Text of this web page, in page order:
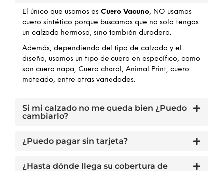
El único que usamos es Cuero Vacuno, NO usamos
cuero sintético porque buscamos que no solo tengas
un calzado hermoso, sino también duradero.
Además, dependiendo del tipo de calzado y el
diseño, usamos un tipo de cuero en específico, como
son cuero napa, Cuero charol, Animal Print, cuero
moteado, entre otras variedades.
Si mi calzado no me queda bien ¿Puedo
cambiarlo?
¿Puedo pagar sin tarjeta?
¿Hasta dónde llega su cobertura de